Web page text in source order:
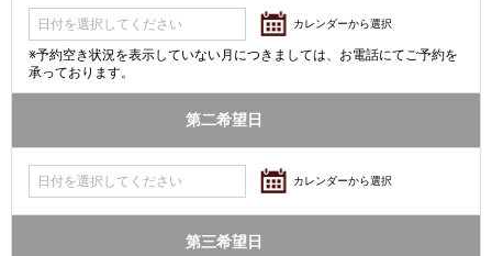
カレンダーから選択
※予約空き状況を表示していない月につきましては、お電話にてご予約を
承っております。
第二希望日
カレンダーから選択
第三希望日